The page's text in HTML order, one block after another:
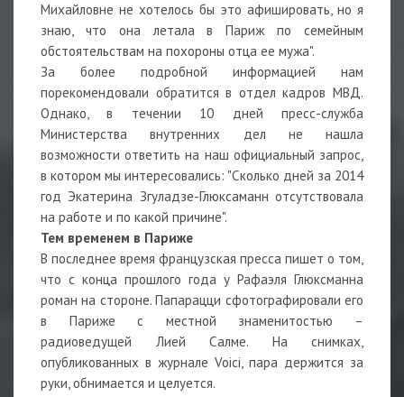
Михайловне не хотелось бы это афишировать, но я
знаю, что она летала в Париж по семейным
обстоятельствам на похороны отца ее мужа".
За более подробной информацией нам
порекомендовали обратится в отдел кадров МВД.
Однако, в течении 10 дней пресс-служба
Министерства внутренних дел не нашла
возможности ответить на наш официальный запрос,
в котором мы интересовались: "Сколько дней за 2014
год Экатерина Згуладзе-Глюксаманн отсутствовала
на работе и по какой причине".
Тем временем в Париже
В последнее время французская пресса пишет о том,
что с конца прошлого года у Рафаэля Глюксманна
роман на стороне. Папарацци сфотографировали его
в Париже с местной знаменитостью –
радиоведущей Лией Салме. На снимках,
опубликованных в журнале Voici, пара держится за
руки, обнимается и целуется.